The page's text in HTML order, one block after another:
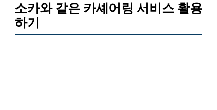
소카와 같은 카셰어링 서비스 활용
하기